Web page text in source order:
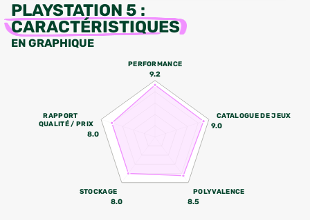
PLAYSTATION 5 :
CARACTÉRISTIQUES
EN GRAPHIQUE
PERFORMANCE
9.2
CATALOGUE DE JEUX
9.0
POLYVALENCE
8.5
STOCKAGE
8.0
RAPPORT
QUALITÉ / PRIX
8.0